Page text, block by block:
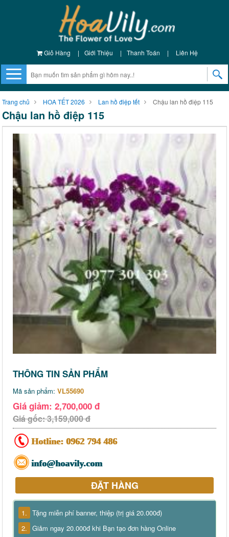
Giỏ Hàng | Giới Thiệu | Thanh Toán | Liên Hệ
Trang chủ HOA TẾT 2026 Lan hồ điệp tết Chậu lan hồ điệp 115
Chậu lan hồ điệp 115
THÔNG TIN SẢN PHẨM
Mã sản phẩm: VL55690
Giá giảm: 2,700,000 đ
Giá gốc: 3,159,000 đ
Hotline: 0962 794 486
info@hoavily.com
ĐẶT HÀNG
1. Tặng miễn phí banner, thiệp (trị giá 20.000đ)
2. Giảm ngay 20.000đ khi Bạn tạo đơn hàng Online